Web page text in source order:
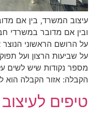
עיצוב המשרד, בין אם
ובין אם מדובר במשרדי
על הרושם הראשוני
על שביעות הרצון ועל
מספר נקודות שיש לשים
הקבלה: אזור הקבלה
טיפים